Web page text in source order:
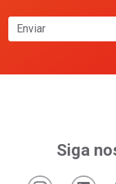
Enviar
Siga